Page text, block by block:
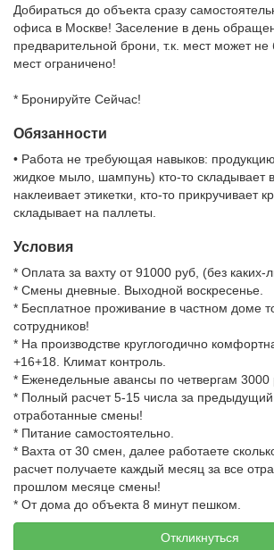
Добираться до объекта сразу
офиса в Москве! Заселение в день
предварительной брони, т.к. мест может не
мест ограничено!
* Бронируйте Сейчас!
Обязанности
• Работа не требующая навыков:
жидкое мыло, шампунь) кто-то складывает
наклеивает этикетки, кто-то прикручивает
складывает на паллеты.
Условия
* Оплата за вахту от 91000 руб, (без каких-
* Смены дневные. Выходной воскресенье.
* Бесплатное проживание в частном доме
сотрудников!
* На производстве круглогодично
+16+18. Климат контроль.
* Еженедельные авансы по четвергам 3000
* Полный расчет 5-15 числа за
отработанные смены!
* Питание самостоятельно.
* Вахта от 30 смен, далее работаете
расчет получаете каждый месяц за все
прошлом месяце смены!
* От дома до объекта 8 минут пешком.
Откликнуться